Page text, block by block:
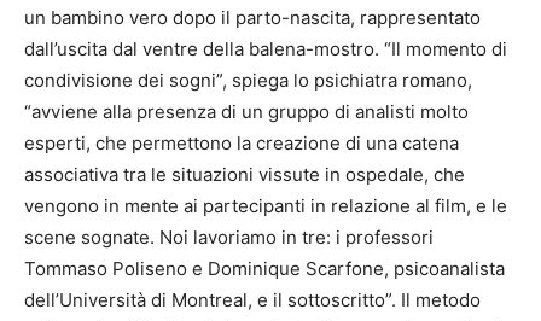
un bambino vero dopo il parto-nascita, rappresentato
dall’uscita dal ventre della balena-mostro. “Il momento di
condivisione dei sogni”, spiega lo psichiatra romano,
“avviene alla presenza di un gruppo di analisti molto
esperti, che permettono la creazione di una catena
associativa tra le situazioni vissute in ospedale, che
vengono in mente ai partecipanti in relazione al film, e le
scene sognate. Noi lavoriamo in tre: i professori
Tommaso Poliseno e Dominique Scarfone, psicoanalista
dell’Università di Montreal, e il sottoscritto”. Il metodo